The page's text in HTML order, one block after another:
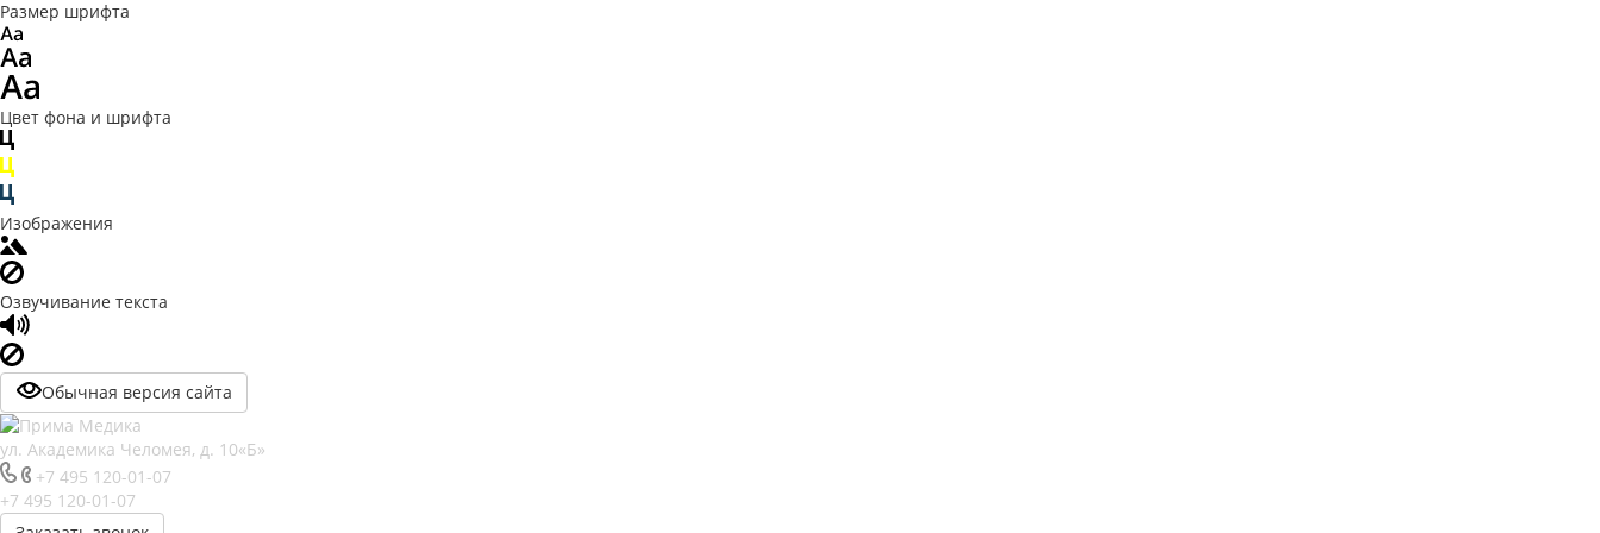
Размер шрифта
Цвет фона и шрифта
Изображения
Озвучивание текста
Обычная версия сайта
ул. Академика Челомея, д. 10«Б»
+7 495 120-01-07
+7 495 120-01-07